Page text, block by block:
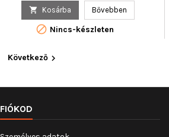
 Kosárba Bővebben
 Nincs-készleten
Következő 
FIÓKOD